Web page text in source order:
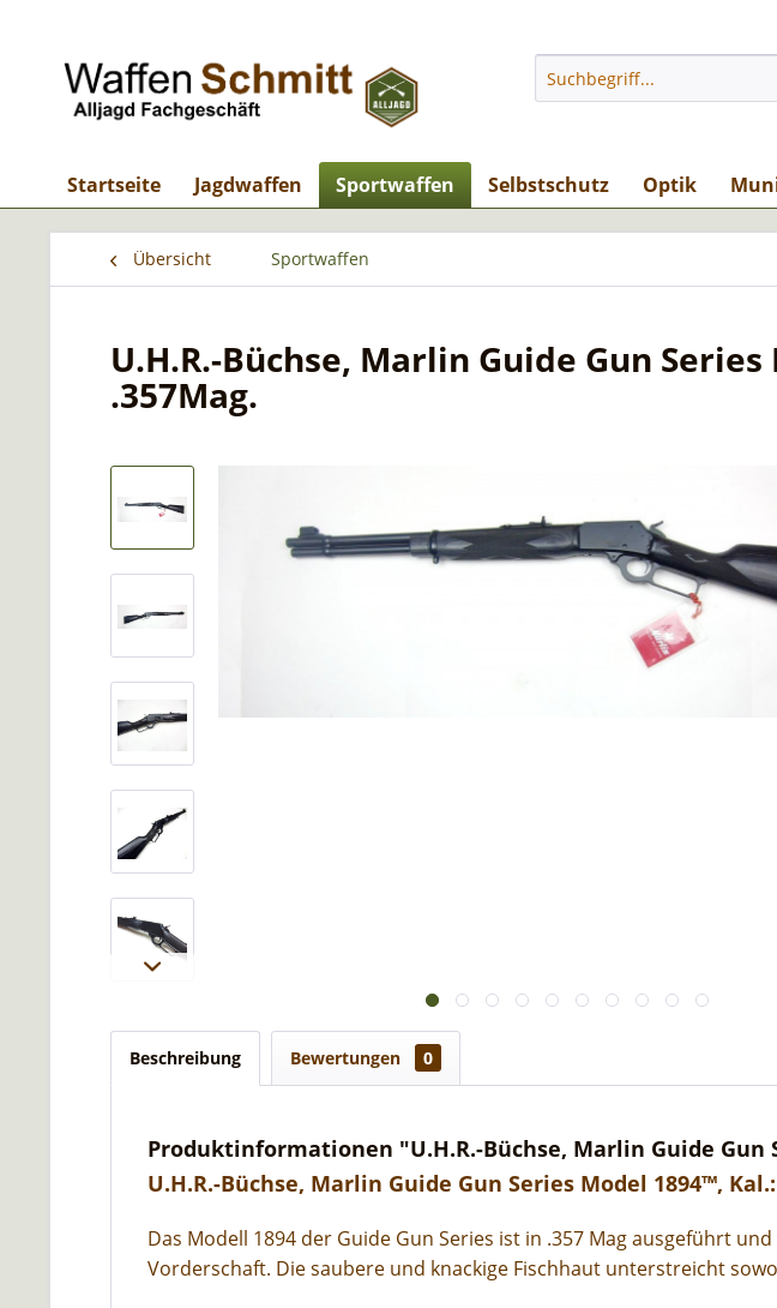
Startseite Jagdwaffen Sportwaffen Selbstschutz Optik
Übersicht Sportwaffen
U.H.R.-Büchse, Marlin Guide Gun
.357Mag.
Beschreibung Bewertungen 0
Produktinformationen "U.H.R.-Büchse, Marlin Guide Gun
U.H.R.-Büchse, Marlin Guide Gun Series Model 1894™,
Das Modell 1894 der Guide Gun Series ist in .357 Mag ausgeführt
Vorderschaft. Die saubere und knackige Fischhaut unterstreicht